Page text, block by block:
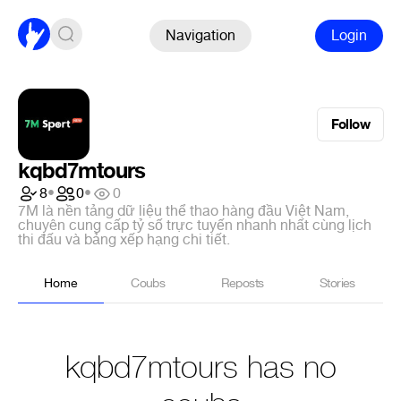
Navigation Login
Follow
kqbd7mtours
8• 0•
0
7M là nền tảng dữ liệu thể thao hàng đầu Việt Nam,
chuyên cung cấp tỷ số trực tuyến nhanh nhất cùng lịch
thi đấu và bảng xếp hạng chi tiết.
Home Coubs Reposts Stories
kqbd7mtours has no